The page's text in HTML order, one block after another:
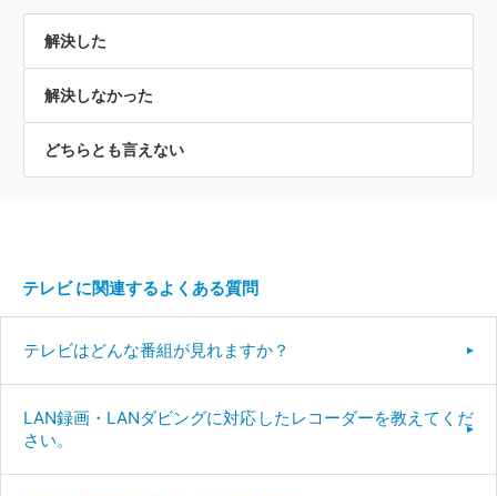
解決した
解決しなかった
どちらとも言えない
テレビ に関連するよくある質問
テレビはどんな番組が見れますか？
LAN録画・LANダビングに対応したレコーダーを教えてくだ
さい。